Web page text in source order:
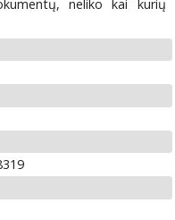
neliko kai kurių